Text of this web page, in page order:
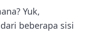
Yuk,
beberapa sisi